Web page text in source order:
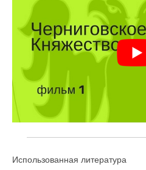
Использованная литература